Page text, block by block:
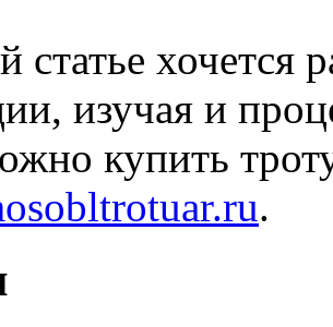
статье хочется
изучая и
купить
.